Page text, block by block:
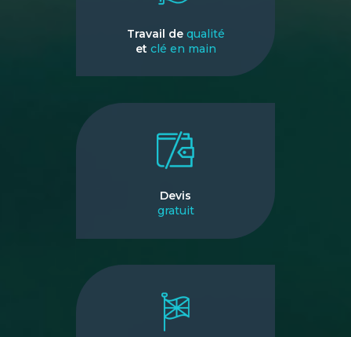
Travail de qualité
et clé en main
Devis
gratuit